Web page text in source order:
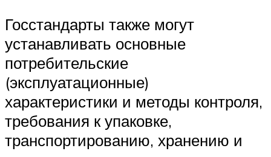
Госстандарты также могут
устанавливать основные
потребительские
(эксплуатационные)
характеристики и методы контроля,
требования к упаковке,
транспортированию, хранению и